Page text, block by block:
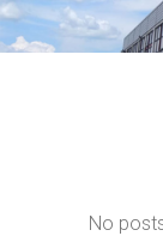
No